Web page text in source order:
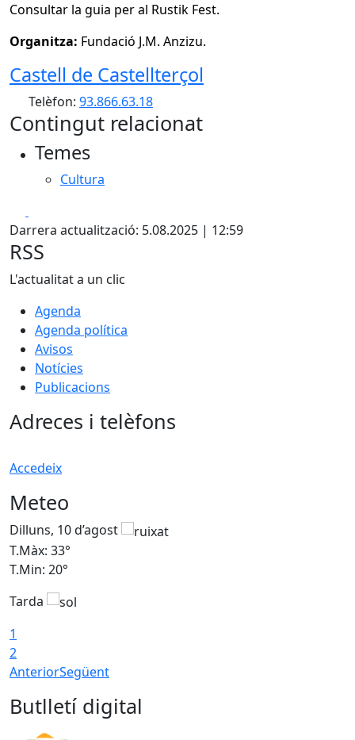
Consultar la guia per al Rustik Fest.
Organitza: Fundació J.M. Anzizu.
Castell de Castellterçol
Telèfon: 93.866.63.18
Contingut relacionat
Temes
Cultura
Darrera actualització: 5.08.2025 | 12:59
RSS
L'actualitat a un clic
Agenda
Agenda política
Avisos
Notícies
Publicacions
Adreces i telèfons
Accedeix
Meteo
Dilluns, 10 d’agost
T.Màx: 33°
T.Min: 20°
Tarda
1
2
AnteriorSegüent
Butlletí digital